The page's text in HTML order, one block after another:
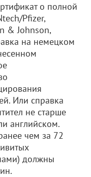
о полной
Pfizer,
& Johnson,
на немецком
Или справка
не старше
английском.
чем за 72
должны